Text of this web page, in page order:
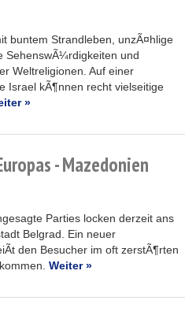
buntem Strandleben, unzÃ¤hlige
SehenswÃ¼rdigkeiten und
Weltreligionen. Auf einer
Israel kÃ¶nnen recht vielseitige
»
- Mazedonien
Parties locken derzeit ans
Belgrad. Ein neuer
den Besucher im oft zerstÃ¶rten
Weiter »